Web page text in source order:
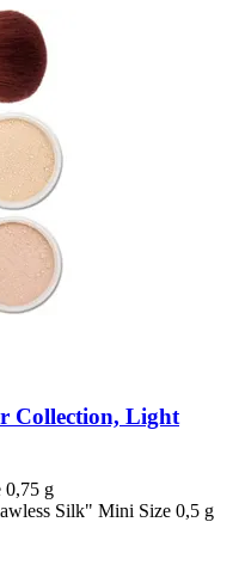
Collection, Light
0,75 g
Silk" Mini Size 0,5 g